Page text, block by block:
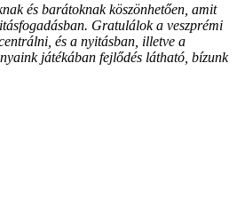
és barátoknak köszönhetően, amit
Gratulálok a veszprémi
és a nyitásban, illetve a
játékában fejlődés látható, bízunk